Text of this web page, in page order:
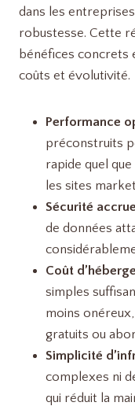
dans les
robustesse. Cette
bénéfices concrets
coûts et évolutivité.
Performance
préconstruits
rapide quel
les sites
Sécurité
de données
Coût
simples
moins
gratuits ou
Simplicité
complexes ni
qui réduit la